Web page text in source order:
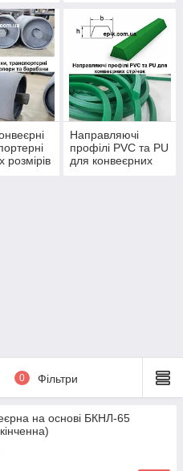
розмірів
Направляючі
профілі PVC та PU
для конвеєрних
0 Фільтри
на основі БКНЛ-65